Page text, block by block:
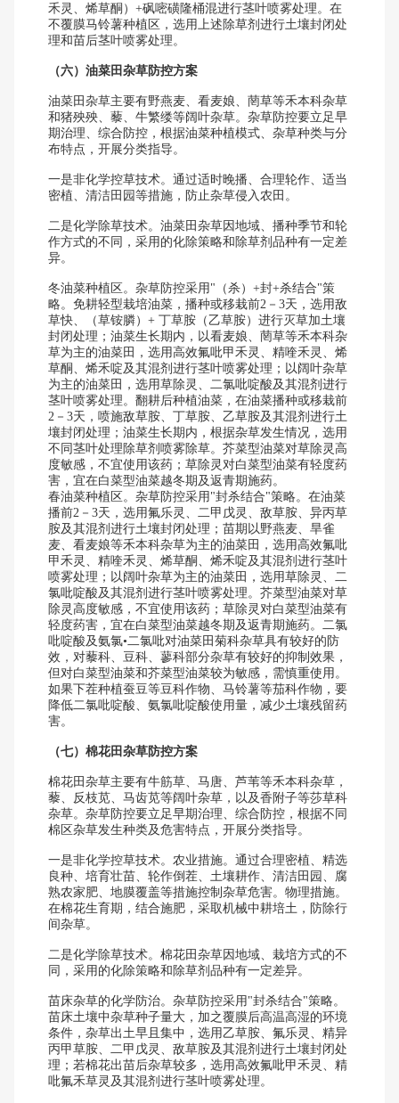
禾灵、烯草酮）+砜嘧磺隆桶混进行茎叶喷雾处理。在
不覆膜马铃薯种植区，选用上述除草剂进行土壤封闭处
理和苗后茎叶喷雾处理。
（六）油菜田杂草防控方案
油菜田杂草主要有野燕麦、看麦娘、菵草等禾本科杂草
和猪殃殃、藜、牛繁缕等阔叶杂草。杂草防控要立足早
期治理、综合防控，根据油菜种植模式、杂草种类与分
布特点，开展分类指导。
一是非化学控草技术。通过适时晚播、合理轮作、适当
密植、清洁田园等措施，防止杂草侵入农田。
二是化学除草技术。油菜田杂草因地域、播种季节和轮
作方式的不同，采用的化除策略和除草剂品种有一定差
异。
冬油菜种植区。杂草防控采用"（杀）+封+杀结合"策
略。免耕轻型栽培油菜，播种或移栽前2－3天，选用敌
草快、（草铵膦）+ 丁草胺（乙草胺）进行灭草加土壤
封闭处理；油菜生长期内，以看麦娘、菵草等禾本科杂
草为主的油菜田，选用高效氟吡甲禾灵、精喹禾灵、烯
草酮、烯禾啶及其混剂进行茎叶喷雾处理；以阔叶杂草
为主的油菜田，选用草除灵、二氯吡啶酸及其混剂进行
茎叶喷雾处理。翻耕后种植油菜，在油菜播种或移栽前
2－3天，喷施敌草胺、丁草胺、乙草胺及其混剂进行土
壤封闭处理；油菜生长期内，根据杂草发生情况，选用
不同茎叶处理除草剂喷雾除草。芥菜型油菜对草除灵高
度敏感，不宜使用该药；草除灵对白菜型油菜有轻度药
害，宜在白菜型油菜越冬期及返青期施药。
春油菜种植区。杂草防控采用"封杀结合"策略。在油菜
播前2－3天，选用氟乐灵、二甲戊灵、敌草胺、异丙草
胺及其混剂进行土壤封闭处理；苗期以野燕麦、旱雀
麦、看麦娘等禾本科杂草为主的油菜田，选用高效氟吡
甲禾灵、精喹禾灵、烯草酮、烯禾啶及其混剂进行茎叶
喷雾处理；以阔叶杂草为主的油菜田，选用草除灵、二
氯吡啶酸及其混剂进行茎叶喷雾处理。芥菜型油菜对草
除灵高度敏感，不宜使用该药；草除灵对白菜型油菜有
轻度药害，宜在白菜型油菜越冬期及返青期施药。二氯
吡啶酸及氨氯•二氯吡对油菜田菊科杂草具有较好的防
效，对藜科、豆科、蓼科部分杂草有较好的抑制效果，
但对白菜型油菜和芥菜型油菜较为敏感，需慎重使用。
如果下茬种植蚕豆等豆科作物、马铃薯等茄科作物，要
降低二氯吡啶酸、氨氯吡啶酸使用量，减少土壤残留药
害。
（七）棉花田杂草防控方案
棉花田杂草主要有牛筋草、马唐、芦苇等禾本科杂草，
藜、反枝苋、马齿苋等阔叶杂草，以及香附子等莎草科
杂草。杂草防控要立足早期治理、综合防控，根据不同
棉区杂草发生种类及危害特点，开展分类指导。
一是非化学控草技术。农业措施。通过合理密植、精选
良种、培育壮苗、轮作倒茬、土壤耕作、清洁田园、腐
熟农家肥、地膜覆盖等措施控制杂草危害。物理措施。
在棉花生育期，结合施肥，采取机械中耕培土，防除行
间杂草。
二是化学除草技术。棉花田杂草因地域、栽培方式的不
同，采用的化除策略和除草剂品种有一定差异。
苗床杂草的化学防治。杂草防控采用"封杀结合"策略。
苗床土壤中杂草种子量大，加之覆膜后高温高湿的环境
条件，杂草出土早且集中，选用乙草胺、氟乐灵、精异
丙甲草胺、二甲戊灵、敌草胺及其混剂进行土壤封闭处
理；若棉花出苗后杂草较多，选用高效氟吡甲禾灵、精
吡氟禾草灵及其混剂进行茎叶喷雾处理。